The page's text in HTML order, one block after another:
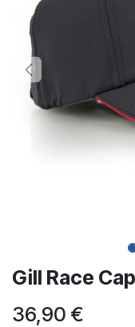
Gill Race Cap
36,90 €